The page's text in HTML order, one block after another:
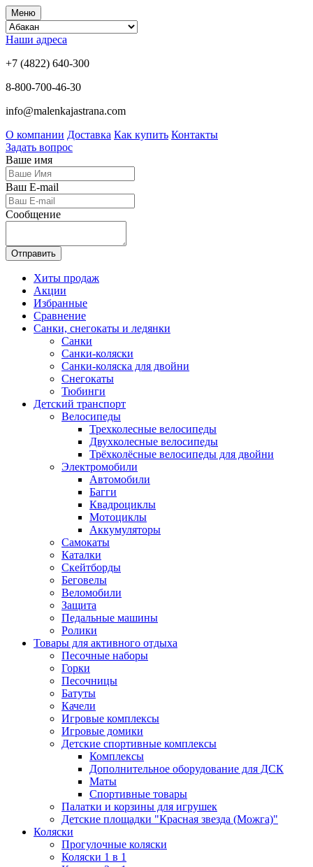
Меню
Наши адреса
+7 (4822) 640-300
8-800-700-46-30
info@malenkajastrana.com
О компании Доставка Как купить Контакты
Задать вопрос
Ваше имя
Ваш E-mail
Сообщение
Отправить
Хиты продаж
Акции
Избранные
Сравнение
Санки, снегокаты и ледянки
Санки
Санки-коляски
Санки-коляска для двойни
Снегокаты
Тюбинги
Детский транспорт
Велосипеды
Трехколесные велосипеды
Двухколесные велосипеды
Трёхколёсные велосипеды для двойни
Электромобили
Автомобили
Багги
Квадроциклы
Мотоциклы
Аккумуляторы
Самокаты
Каталки
Скейтборды
Беговелы
Веломобили
Защита
Педальные машины
Ролики
Товары для активного отдыха
Песочные наборы
Горки
Песочницы
Батуты
Качели
Игровые комплексы
Игровые домики
Детские спортивные комплексы
Комплексы
Дополнительное оборудование для ДСК
Маты
Спортивные товары
Палатки и корзины для игрушек
Детские площадки "Красная звезда (Можга)"
Коляски
Прогулочные коляски
Коляски 1 в 1